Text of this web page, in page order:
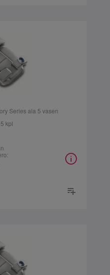
Series ala 5 vasen
kpl